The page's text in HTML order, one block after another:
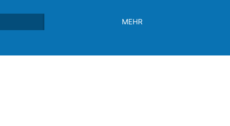
MEHR